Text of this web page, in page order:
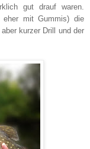
gut drauf waren.
eher mit Gummis) die
kurzer Drill und der